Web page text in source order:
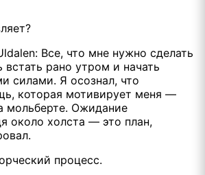
Все, что мне нужно сделать
рано утром и начать
силами. Я осознал, что
которая мотивирует меня —
мольберте. Ожидание
около холста — это план,
процесс.